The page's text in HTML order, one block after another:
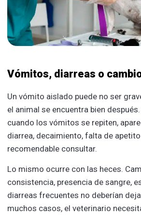
Vómitos, diarreas o
Un vómito aislado puede no ser
el animal se encuentra bien
cuando los vómitos se repiten,
diarrea, decaimiento, falta de
recomendable consultar.
Lo mismo ocurre con las heces.
consistencia, presencia de sangre,
diarreas frecuentes no deberían
muchos casos, el veterinario